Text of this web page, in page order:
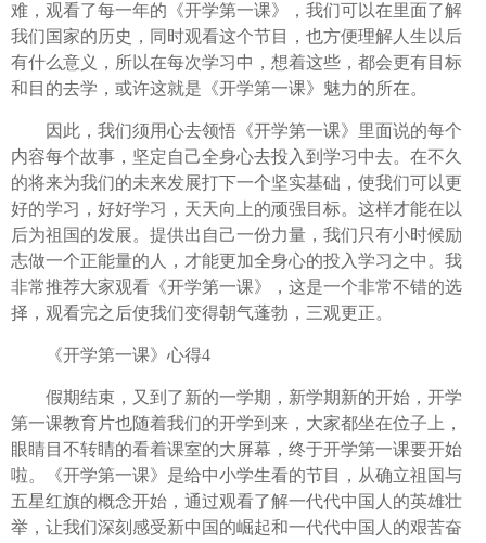
难，观看了每一年的《开学第一课》，我们可以在里面了解
我们国家的历史，同时观看这个节目，也方便理解人生以后
有什么意义，所以在每次学习中，想着这些，都会更有目标
和目的去学，或许这就是《开学第一课》魅力的所在。
因此，我们须用心去领悟《开学第一课》里面说的每个
内容每个故事，坚定自己全身心去投入到学习中去。在不久
的将来为我们的未来发展打下一个坚实基础，使我们可以更
好的学习，好好学习，天天向上的顽强目标。这样才能在以
后为祖国的发展。提供出自己一份力量，我们只有小时候励
志做一个正能量的人，才能更加全身心的投入学习之中。我
非常推荐大家观看《开学第一课》，这是一个非常不错的选
择，观看完之后使我们变得朝气蓬勃，三观更正。
《开学第一课》心得4
假期结束，又到了新的一学期，新学期新的开始，开学
第一课教育片也随着我们的开学到来，大家都坐在位子上，
眼睛目不转睛的看着课室的大屏幕，终于开学第一课要开始
啦。《开学第一课》是给中小学生看的节目，从确立祖国与
五星红旗的概念开始，通过观看了解一代代中国人的英雄壮
举，让我们深刻感受新中国的崛起和一代代中国人的艰苦奋